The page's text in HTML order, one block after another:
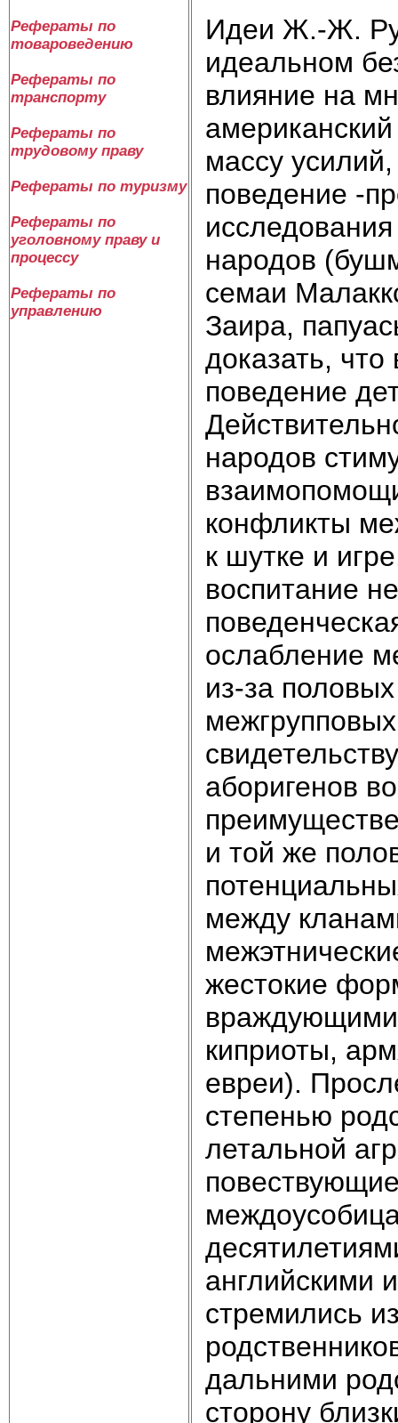
Рефераты по
товароведению
Рефераты по
транспорту
Рефераты по
трудовому праву
Рефераты по туризму
Рефераты по
уголовному праву и
процессу
Рефераты по
управлению
Идеи Ж.-Ж.
идеальном
влияние на
массу
поведение -
народов
семаи
Заира,
доказать, что
поведение
народов
конфликты
к шутке и
воспитание
ослабление
из-за
аборигенов
и той же
между
жестокие
враждующими
киприоты,
евреи).
степенью
летальной
английскими
стремились
дальними
сторону